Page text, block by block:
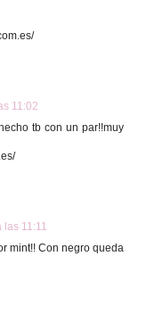
11:02
tb con un par!!muy
las 11:11
mint!! Con negro queda